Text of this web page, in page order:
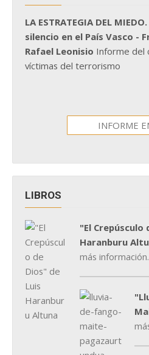
LA ESTRATEGIA DEL
silencio en el País Vasco -
Rafael Leonisio Informe del
víctimas del terrorismo
INFORME
LIBROS
"El Crepúsculo
Haranburu
más